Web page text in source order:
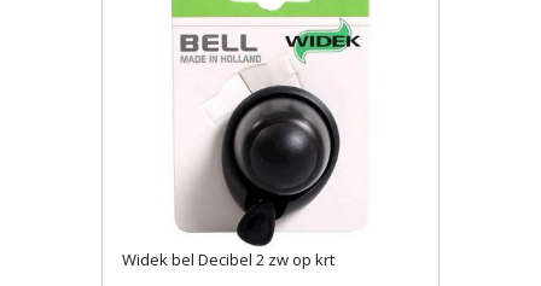
Widek bel Decibel 2 zw op krt